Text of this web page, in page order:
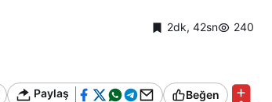
2dk, 42sn 240
Paylaş Beğen